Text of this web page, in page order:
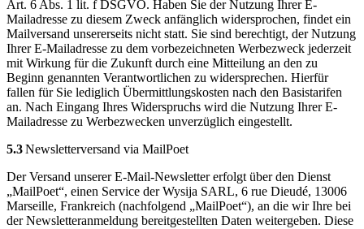
Art. 6 Abs. 1 lit. f DSGVO. Haben Sie der Nutzung Ihrer E-
Mailadresse zu diesem Zweck anfänglich widersprochen, findet ein
Mailversand unsererseits nicht statt. Sie sind berechtigt, der Nutzung
Ihrer E-Mailadresse zu dem vorbezeichneten Werbezweck jederzeit
mit Wirkung für die Zukunft durch eine Mitteilung an den zu
Beginn genannten Verantwortlichen zu widersprechen. Hierfür
fallen für Sie lediglich Übermittlungskosten nach den Basistarifen
an. Nach Eingang Ihres Widerspruchs wird die Nutzung Ihrer E-
Mailadresse zu Werbezwecken unverzüglich eingestellt.
5.3Newsletterversand via MailPoet
Der Versand unserer E-Mail-Newsletter erfolgt über den Dienst
„MailPoet“, einen Service der Wysija SARL, 6 rue Dieudé, 13006
Marseille, Frankreich (nachfolgend „MailPoet“), an die wir Ihre bei
der Newsletteranmeldung bereitgestellten Daten weitergeben. Diese